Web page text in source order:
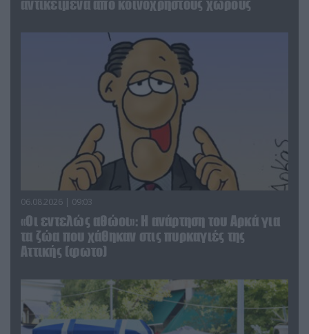
αντικείμενα από κοινόχρηστους χώρους
06.08.2026 | 09:03
«Οι εντελώς αθώοι»: Η ανάρτηση του Αρκά για
τα ζώα που χάθηκαν στις πυρκαγιές της
Αττικής (φωτο)